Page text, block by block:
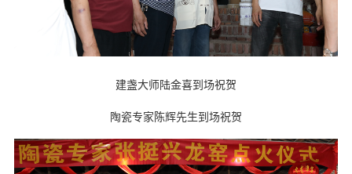
建盏大师陆金喜到场祝贺
陶瓷专家陈辉先生到场祝贺